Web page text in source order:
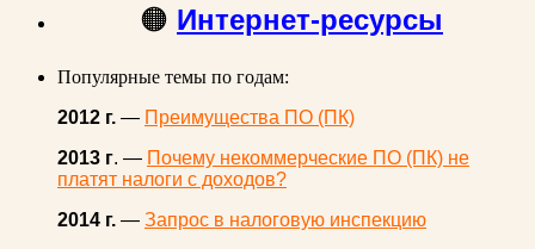
🟠 Интернет-ресурсы
Популярные темы по годам:
2012 г. — Преимущества ПО (ПК)
2013 г. — Почему некоммерческие ПО (ПК) не
платят налоги с доходов?
2014 г. — Запрос в налоговую инспекцию